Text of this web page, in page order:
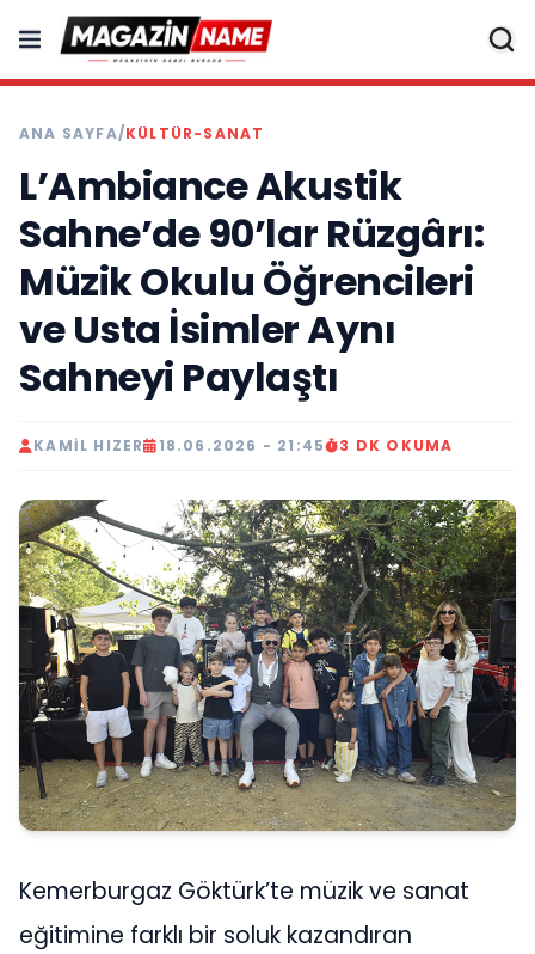
ANA SAYFA/KÜLTÜR-SANAT
L’Ambiance Akustik
Sahne’de 90’lar Rüzgârı:
Müzik Okulu Öğrencileri
ve Usta İsimler Aynı
Sahneyi Paylaştı
KAMIL HIZER 18.06.2026 - 21:45 3 DK OKUMA
Kemerburgaz Göktürk’te müzik ve sanat
eğitimine farklı bir soluk kazandıran